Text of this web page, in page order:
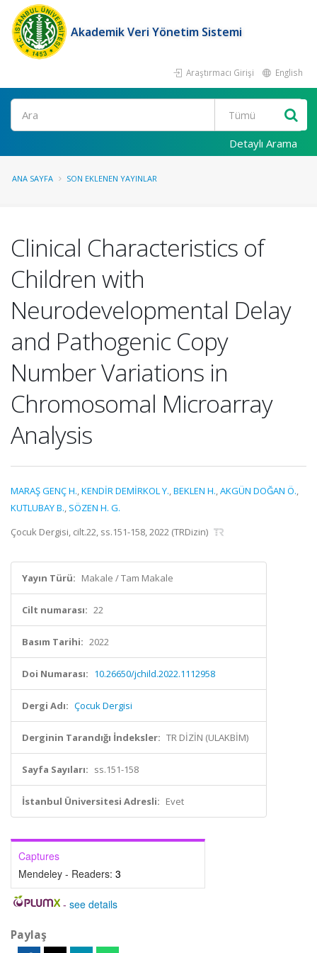
Akademik Veri Yönetim Sistemi
Araştırmacı Girişi English
Ara
Detaylı Arama
ANA SAYFA SON EKLENEN YAYINLAR
Clinical Characteristics of
Children with
Neurodevelopmental Delay
and Pathogenic Copy
Number Variations in
Chromosomal Microarray
Analysis
MARAŞ GENÇ H.,KENDİR DEMİRKOL Y.,BEKLEN H.,AKGÜN DOĞAN Ö.,
KUTLUBAY B., SÖZEN H. G.
Çocuk Dergisi, cilt.22, ss.151-158, 2022 (TRDizin)
Yayın Türü: Makale / Tam Makale
Cilt numarası: 22
Basım Tarihi: 2022
Doi Numarası: 10.26650/jchild.2022.1112958
Dergi Adı: Çocuk Dergisi
Derginin Tarandığı İndeksler: TR DİZİN (ULAKBİM)
Sayfa Sayıları: ss.151-158
İstanbul Üniversitesi Adresli: Evet
Captures
Mendeley - Readers: 3
- see details
Paylaş